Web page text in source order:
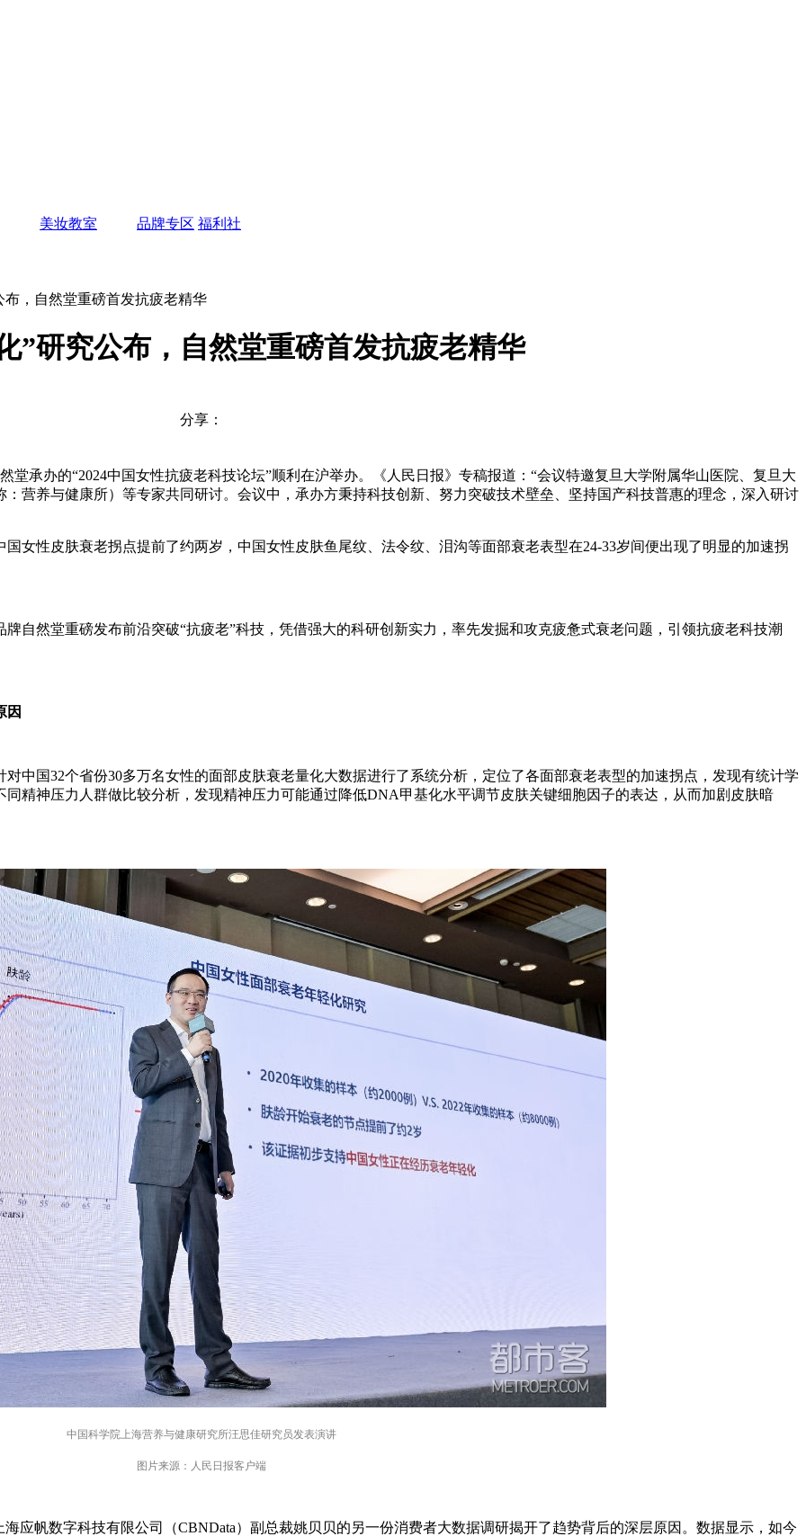
美妆教室 品牌专区 福利社
，自然堂重磅首发抗疲老精华
”研究公布，自然堂重磅首发抗疲老精华
分享：
堂承办的“2024中国女性抗疲老科技论坛”顺利在沪举办。《人民日报》专稿报道：“会议特邀复旦大学附属华山医院、复旦大
营养与健康所）等专家共同研讨。会议中，承办方秉持科技创新、努力突破技术壁垒、坚持国产科技普惠的理念，深入研讨
女性皮肤衰老拐点提前了约两岁，中国女性皮肤鱼尾纹、法令纹、泪沟等面部衰老表型在24-33岁间便出现了明显的加速拐
自然堂重磅发布前沿突破“抗疲老”科技，凭借强大的科研创新实力，率先发掘和攻克疲惫式衰老问题，引领抗疲老科技潮
因
中国32个省份30多万名女性的面部皮肤衰老量化大数据进行了系统分析，定位了各面部衰老表型的加速拐点，发现有统计学
精神压力人群做比较分析，发现精神压力可能通过降低DNA甲基化水平调节皮肤关键细胞因子的表达，从而加剧皮肤暗
中国科学院上海营养与健康研究所汪思佳研究员发表演讲
图片来源：人民日报客户端
应帆数字科技有限公司（CBNData）副总裁姚贝贝的另一份消费者大数据调研揭开了趋势背后的深层原因。数据显示，如今